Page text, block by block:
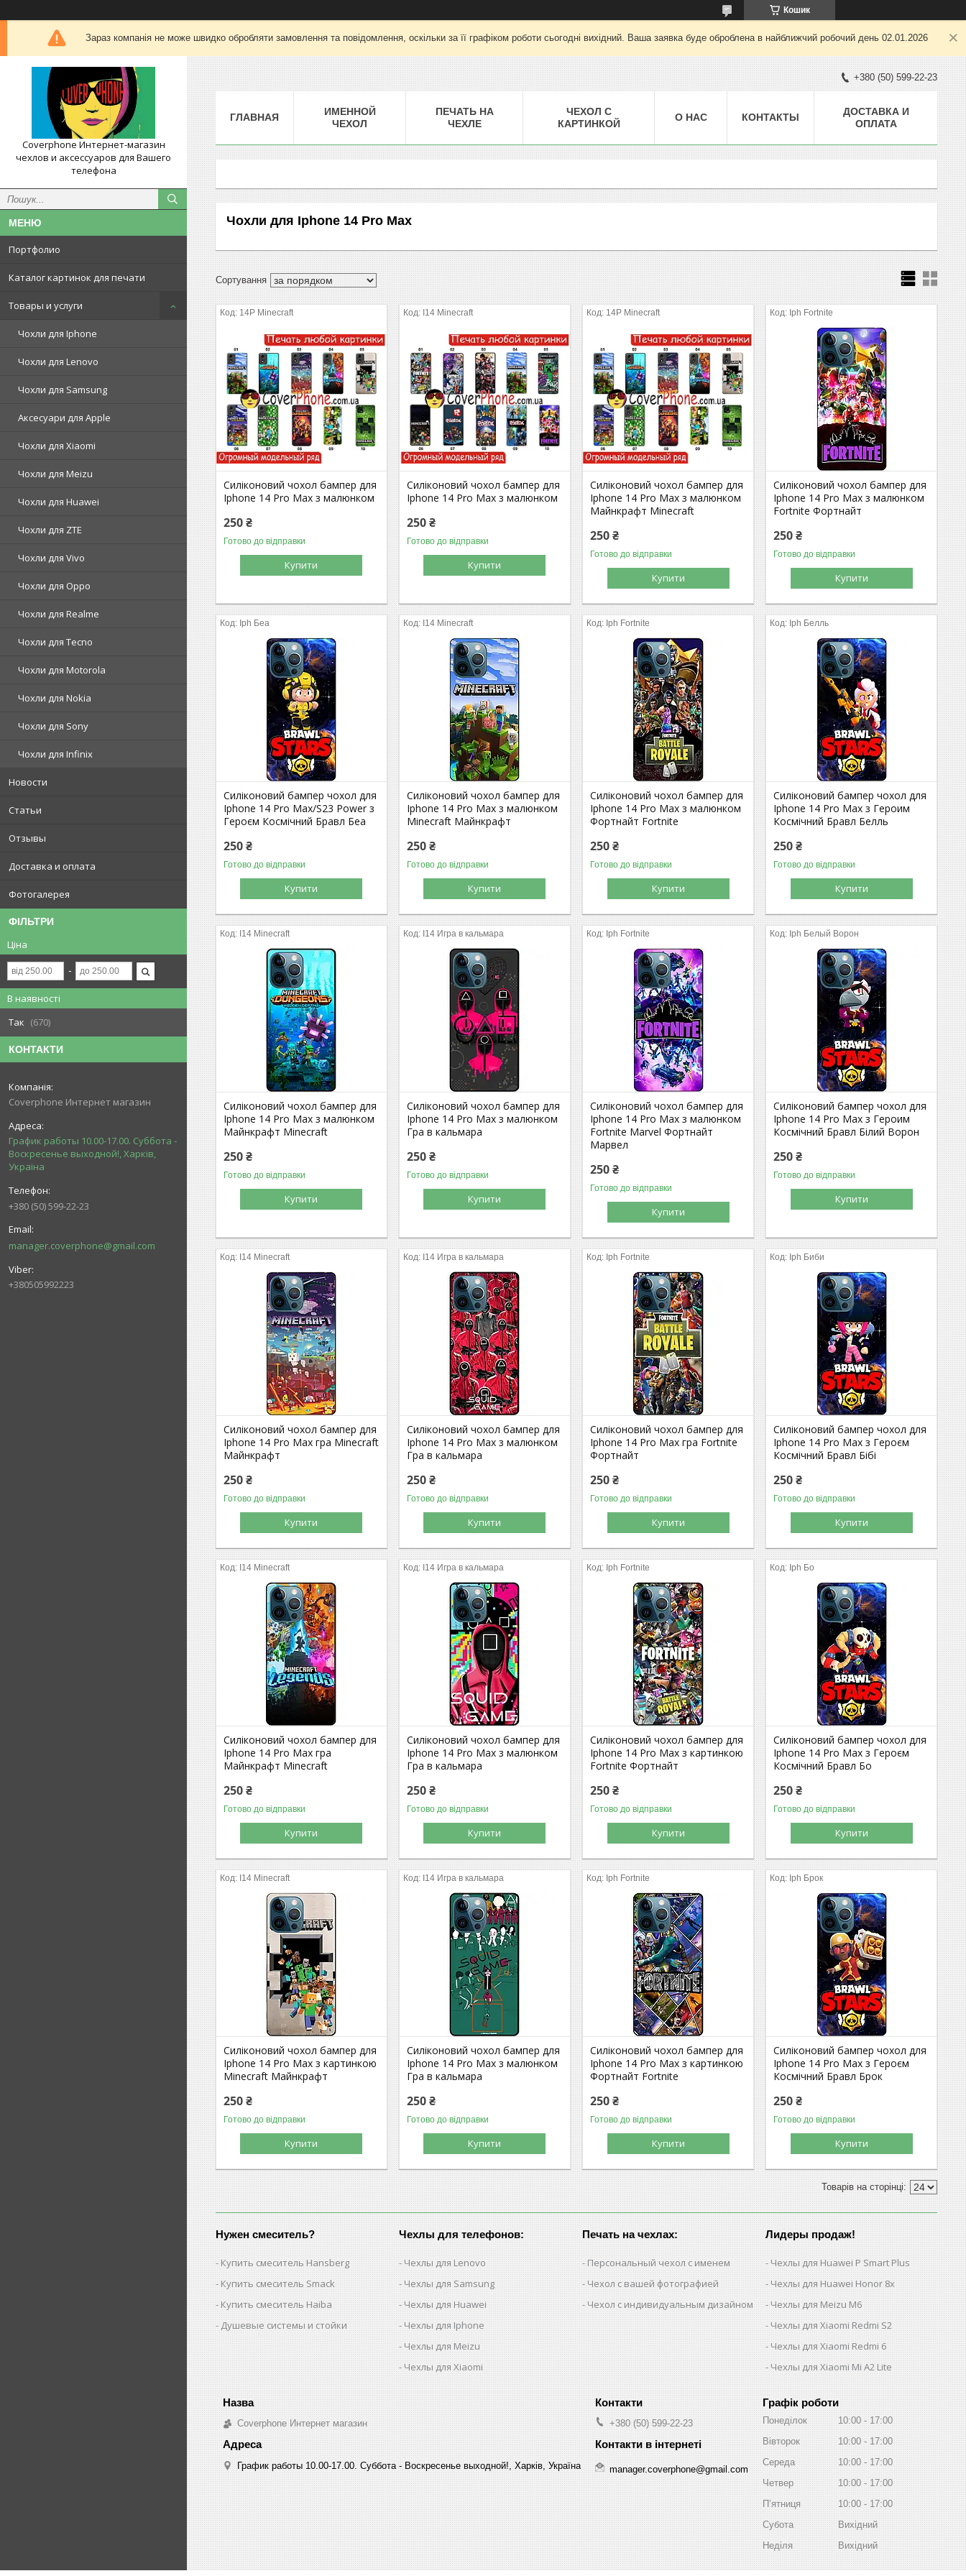
Кошик
Зараз компанія не може швидко обробляти замовлення та повідомлення, оскільки за її графіком роботи сьогодні вихідний. Ваша заявка буде оброблена в найближчий робочий день 02.01.2026
Coverphone Интернет-магазин
чехлов и аксессуаров для Вашего
телефона
Портфолио
Каталог картинок для печати
Товары и услуги
Чохли для Iphone
Чохли для Lenovo
Чохли для Samsung
Аксесуари для Apple
Чохли для Xiaomi
Чохли для Meizu
Чохли для Huawei
Чохли для ZTE
Чохли для Vivo
Чохли для Oppo
Чохли для Realme
Чохли для Tecno
Чохли для Motorola
Чохли для Nokia
Чохли для Sony
Чохли для Infinix
Новости
Статьи
Отзывы
Доставка и оплата
Фотогалерея
ФІЛЬТРИ
Ціна
В наявності
Так
670
КОНТАКТИ
Coverphone Интернет магазин
График работы 10.00-17.00. Суббота -
Воскресенье выходной!, Харків,
Україна
+380 (50) 599-22-23
manager.coverphone@gmail.com
+380505992223
+380 (50) 599-22-23
ГЛАВНАЯ
ИМЕННОЙ
ЧЕХОЛ
ПЕЧАТЬ НА
ЧЕХЛЕ
ЧЕХОЛ С
КАРТИНКОЙ
О НАС КОНТАКТЫ
ДОСТАВКА И
ОПЛАТА
Чохли для Iphone 14 Pro Max
14P Minecraft
Силіконовий чохол бампер для
Iphone 14 Pro Max з малюнком
250 ₴
Готово до відправки
Купити
I14 Minecraft
Силіконовий чохол бампер для
Iphone 14 Pro Max з малюнком
250 ₴
Готово до відправки
Купити
14P Minecraft
Силіконовий чохол бампер для
Iphone 14 Pro Max з малюнком
Майнкрафт Minecraft
250 ₴
Готово до відправки
Купити
Iph Fortnite
Силіконовий чохол бампер для
Iphone 14 Pro Max з малюнком
Fortnite Фортнайт
250 ₴
Готово до відправки
Купити
Iph Беа
Силіконовий бампер чохол для
Iphone 14 Pro Max/S23 Power з
Героєм Космічний Бравл Беа
250 ₴
Готово до відправки
Купити
I14 Minecraft
Силіконовий чохол бампер для
Iphone 14 Pro Max з малюнком
Minecraft Майнкрафт
250 ₴
Готово до відправки
Купити
Iph Fortnite
Силіконовий чохол бампер для
Iphone 14 Pro Max з малюнком
Фортнайт Fortnite
250 ₴
Готово до відправки
Купити
Iph Белль
Силіконовий бампер чохол для
Iphone 14 Pro Max з Героим
Космічний Бравл Белль
250 ₴
Готово до відправки
Купити
I14 Minecraft
Силіконовий чохол бампер для
Iphone 14 Pro Max з малюнком
Майнкрафт Minecraft
250 ₴
Готово до відправки
Купити
I14 Игра в кальмара
Силіконовий чохол бампер для
Iphone 14 Pro Max з малюнком
Гра в кальмара
250 ₴
Готово до відправки
Купити
Iph Fortnite
Силіконовий чохол бампер для
Iphone 14 Pro Max з малюнком
Fortnite Marvel Фортнайт
Марвел
250 ₴
Готово до відправки
Купити
Iph Белый Ворон
Силіконовий бампер чохол для
Iphone 14 Pro Max з Героим
Космічний Бравл Білий Ворон
250 ₴
Готово до відправки
Купити
I14 Minecraft
Силіконовий чохол бампер для
Iphone 14 Pro Max гра Minecraft
Майнкрафт
250 ₴
Готово до відправки
Купити
I14 Игра в кальмара
Силіконовий чохол бампер для
Iphone 14 Pro Max з малюнком
Гра в кальмара
250 ₴
Готово до відправки
Купити
Iph Fortnite
Силіконовий чохол бампер для
Iphone 14 Pro Max гра Fortnite
Фортнайт
250 ₴
Готово до відправки
Купити
Iph Биби
Силіконовий бампер чохол для
Iphone 14 Pro Max з Героєм
Космічний Бравл Бібі
250 ₴
Готово до відправки
Купити
I14 Minecraft
Силіконовий чохол бампер для
Iphone 14 Pro Max гра
Майнкрафт Minecraft
250 ₴
Готово до відправки
Купити
I14 Игра в кальмара
Силіконовий чохол бампер для
Iphone 14 Pro Max з малюнком
Гра в кальмара
250 ₴
Готово до відправки
Купити
Iph Fortnite
Силіконовий чохол бампер для
Iphone 14 Pro Max з картинкою
Fortnite Фортнайт
250 ₴
Готово до відправки
Купити
Iph Бо
Силіконовий бампер чохол для
Iphone 14 Pro Max з Героєм
Космічний Бравл Бо
250 ₴
Готово до відправки
Купити
I14 Minecraft
Силіконовий чохол бампер для
Iphone 14 Pro Max з картинкою
Minecraft Майнкрафт
250 ₴
Готово до відправки
Купити
I14 Игра в кальмара
Силіконовий чохол бампер для
Iphone 14 Pro Max з малюнком
Гра в кальмара
250 ₴
Готово до відправки
Купити
Iph Fortnite
Силіконовий чохол бампер для
Iphone 14 Pro Max з картинкою
Фортнайт Fortnite
250 ₴
Готово до відправки
Купити
Iph Брок
Силіконовий бампер чохол для
Iphone 14 Pro Max з Героєм
Космічний Бравл Брок
250 ₴
Готово до відправки
Купити
Нужен смеситель?
Купить смеситель Hansberg
Купить смеситель Smack
Купить смеситель Haiba
Душевые системы и стойки
Чехлы для телефонов:
Чехлы для Lenovo
Чехлы для Samsung
Чехлы для Huawei
Чехлы для Iphone
Чехлы для Meizu
Чехлы для Xiaomi
Печать на чехлах:
Персональный чехол с именем
Чехол с вашей фотографией
Чехол с индивидуальным дизайном
Лидеры продаж!
Чехлы для Huawei P Smart Plus
Чехлы для Huawei Honor 8x
Чехлы для Meizu M6
Чехлы для Xiaomi Redmi S2
Чехлы для Xiaomi Redmi 6
Чехлы для Xiaomi Mi A2 Lite
Coverphone Интернет магазин
График работы 10.00-17.00. Суббота - Воскресенье выходной!, Харків, Україна
+380 (50) 599-22-23
manager.coverphone@gmail.com
Графік роботи
Понеділок 10:00
17:00
Вівторок
10:00
17:00
Середа
10:00
17:00
Четвер
10:00
17:00
Пʼятниця
10:00
17:00
Субота
Вихідний
Неділя
Вихідний